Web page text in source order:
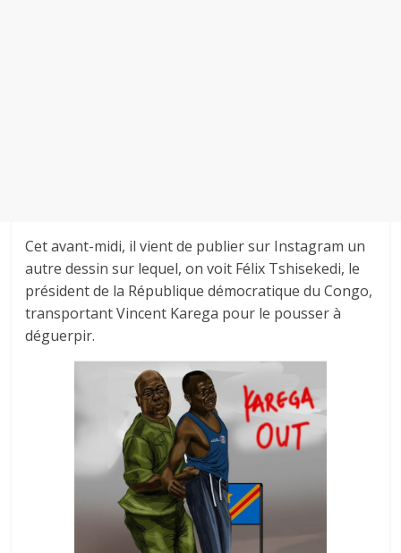
Cet avant-midi, il vient de publier sur Instagram un
autre dessin sur lequel, on voit Félix Tshisekedi, le
président de la République démocratique du Congo,
transportant Vincent Karega pour le pousser à
déguerpir.